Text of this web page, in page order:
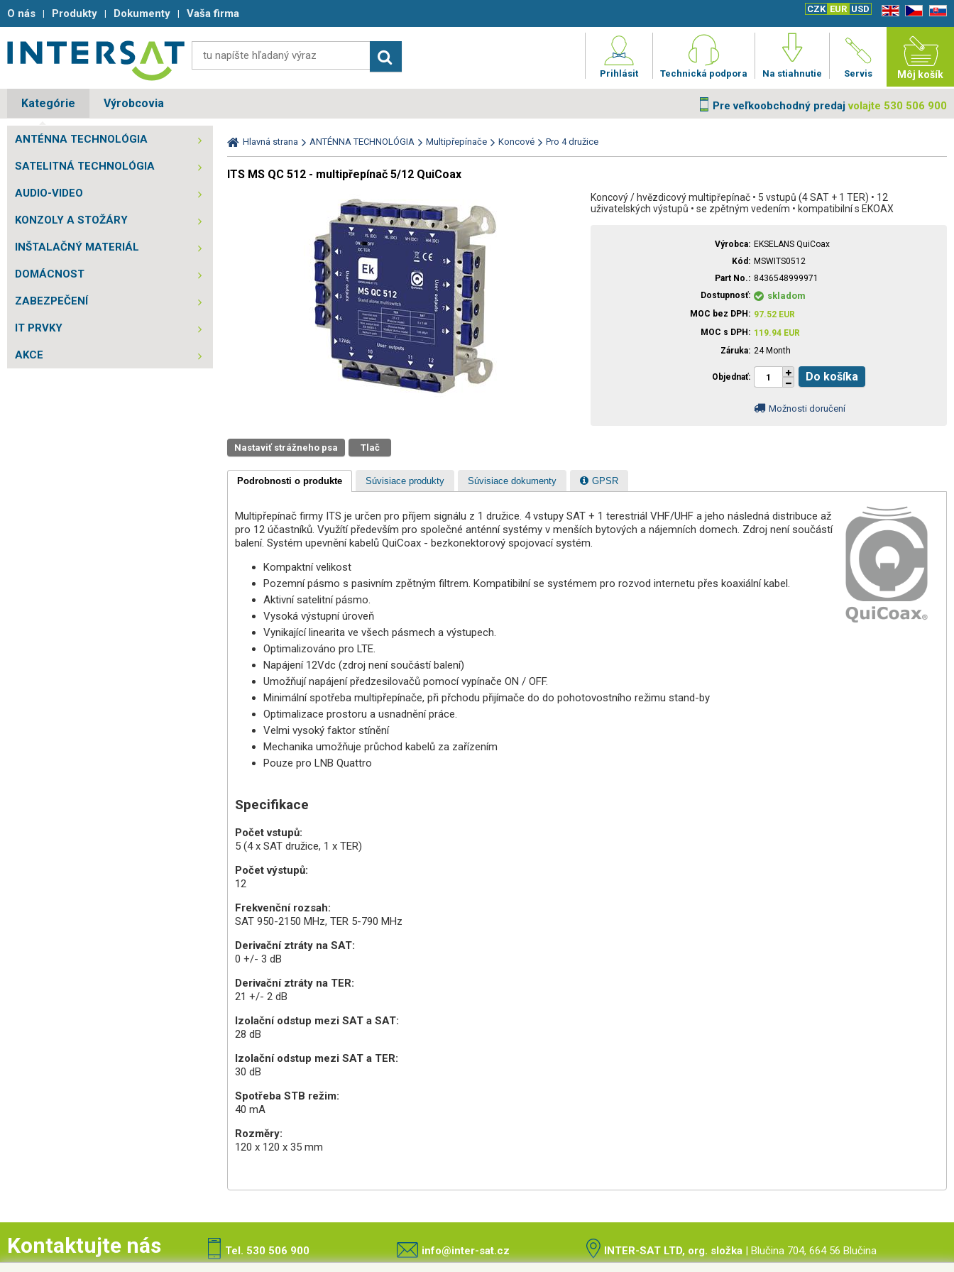
O nás Produkty Dokumenty Vaša firma EN CZ SK
CZK EUR USD
Môj košík
Servis
Na stiahnutie
Technická podpora
Prihlásit
Kategórie Výrobcovia Pre veľkoobchodný predajvolajte 530 506 900
ANTÉNNA TECHNOLÓGIA
SATELITNÁ TECHNOLÓGIA
AUDIO-VIDEO
KONZOLY A STOŽÁRY
INŠTALAČNÝ MATERIÁL
DOMÁCNOST
ZABEZPEČENÍ
IT PRVKY
AKCE
Hlavná strana ANTÉNNA TECHNOLÓGIA Multipřepínače Koncové Pro 4 družice
ITS MS QC 512 - multipřepínač 5/12 QuiCoax
Koncový / hvězdicový multipřepínač • 5 vstupů (4 SAT + 1 TER) • 12
uživatelských výstupů • se zpětným vedením • kompatibilní s EKOAX
Výrobca
EKSELANS QuiCoax
Kód
MSWITS0512
Part No.
8436548999971
Dostupnosť
skladom
MOC bez DPH 97.52 EUR
MOC s DPH
119.94 EUR
Záruka 24 Month
Objednať Do košíka
Možnosti doručení
Nastaviť strážneho psa Tlač
Podrobnosti o produkte Súvisiace produkty Súvisiace dokumenty GPSR
Multipřepínač firmy ITS je určen pro příjem signálu z 1 družice. 4 vstupy SAT + 1 terestriál VHF/UHF a jeho následná distribuce až
pro 12 účastníků. Využítí především pro společné anténní systémy v menších bytových a nájemních domech. Zdroj není součástí
balení. Systém upevnění kabelů QuiCoax - bezkonektorový spojovací systém.
Kompaktní velikost
Pozemní pásmo s pasivním zpětným filtrem. Kompatibilní se systémem pro rozvod internetu přes koaxiální kabel.
Aktivní satelitní pásmo.
Vysoká výstupní úroveň
Vynikající linearita ve všech pásmech a výstupech.
Optimalizováno pro LTE.
Napájení 12Vdc (zdroj není součástí balení)
Umožňují napájení předzesilovačů pomocí vypínače ON / OFF.
Minimální spotřeba multipřepínače, při přchodu přijímače do do pohotovostního režimu stand-by
Optimalizace prostoru a usnadnění práce.
Velmi vysoký faktor stínění
Mechanika umožňuje průchod kabelů za zařízením
Pouze pro LNB Quattro
Specifikace
Počet vstupů:
5 (4 x SAT družice, 1 x TER)
Počet výstupů:
12
Frekvenční rozsah:
SAT 950-2150 MHz, TER 5-790 MHz
Derivační ztráty na SAT:
0 +/- 3 dB
Derivační ztráty na TER:
21 +/- 2 dB
Izolační odstup mezi SAT a SAT:
28 dB
Izolační odstup mezi SAT a TER:
30 dB
Spotřeba STB režim:
40 mA
Rozměry:
120 x 120 x 35 mm
Kontaktujte nás Tel. 530 506 900 info@inter-sat.cz INTER-SAT LTD, org. složka | Blučina 704, 664 56 Blučina